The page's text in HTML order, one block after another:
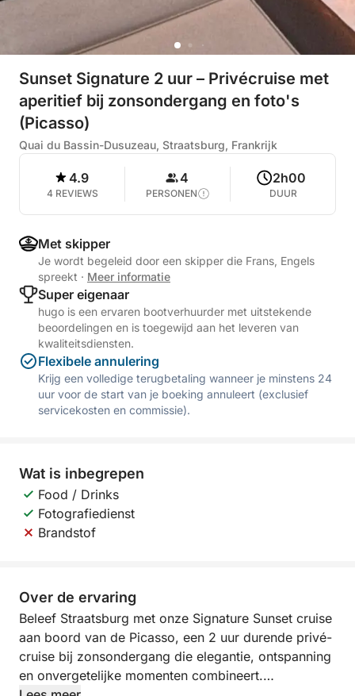
Sunset Signature 2 uur – Privécruise met
aperitief bij zonsondergang en foto's
(Picasso)
Quai du Bassin-Dusuzeau, Straatsburg, Frankrijk
4.9
4 REVIEWS
4
PERSONEN
2h00
DUUR
Met skipper
Je wordt begeleid door een skipper die Frans, Engels
spreekt · Meer informatie
Super eigenaar
hugo is een ervaren bootverhuurder met uitstekende
beoordelingen en is toegewijd aan het leveren van
kwaliteitsdiensten.
Flexibele annulering
Krijg een volledige terugbetaling wanneer je minstens 24
uur voor de start van je boeking annuleert (exclusief
servicekosten en commissie).
Wat is inbegrepen
Food / Drinks
Fotografiedienst
Brandstof
Over de ervaring
Beleef Straatsburg met onze Signature Sunset cruise
aan boord van de Picasso, een 2 uur durende privé-
cruise bij zonsondergang die elegantie, ontspanning
en onvergetelijke momenten combineert.